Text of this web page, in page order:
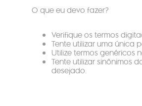
O que eu devo fazer?
Verifique os termos
Tente utilizar uma única
Utilize termos genéricos
Tente utilizar sinônimos
desejado.